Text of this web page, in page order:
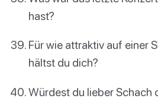
hast?
Für wie attraktiv auf einer
hältst du dich?
Würdest du lieber Schach